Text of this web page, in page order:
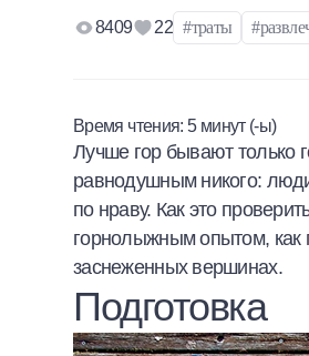
Халва
Онлайн-обменник
Премиальный сервис
Мобильный банк MOBY
8409 22 #траты
Время чтения:5 минут (-ы)
Лучше гор бывают только
равнодушным никого:
по нраву. Как это
горнолыжным опытом, как
заснеженных вершинах.
Подготовка